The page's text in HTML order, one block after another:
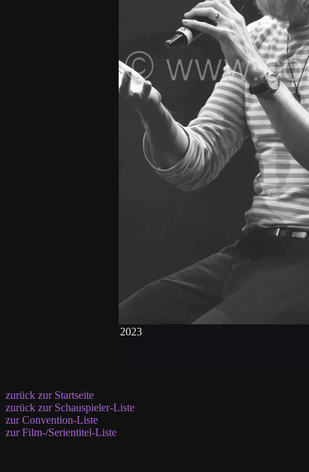
2023
zurück zur Startseite
zurück zur Schauspieler-Liste
zur Convention-Liste
zur Film-/Serientitel-Liste